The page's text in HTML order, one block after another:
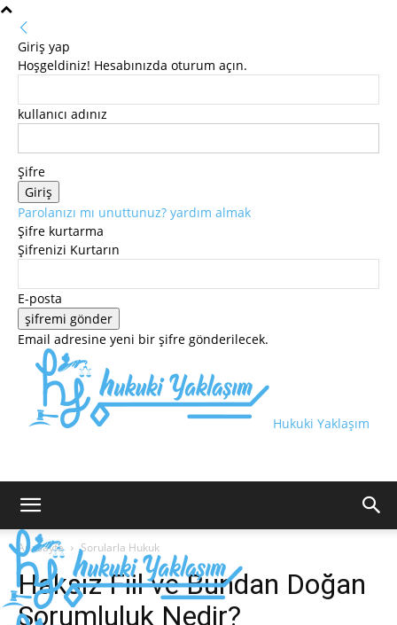
Giriş yap
Hoşgeldiniz! Hesabınızda oturum açın.
kullanıcı adınız
Şifre
Parolanızı mı unuttunuz? yardım almak
Şifre kurtarma
Şifrenizi Kurtarın
E-posta
Email adresine yeni bir şifre gönderilecek.
Hukuki Yaklaşım
Anasayfa Sorularla Hukuk
Haksız Fiil ve Bundan Doğan
Sorumluluk Nedir?